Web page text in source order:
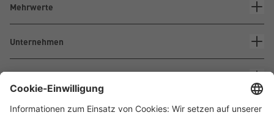
Mehrwerte
Unternehmen